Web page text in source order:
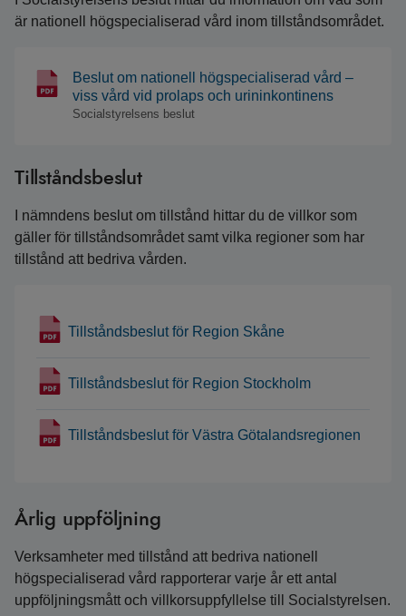
är nationell högspecialiserad vård inom tillståndsområdet.
Beslut om nationell högspecialiserad vård –
viss vård vid prolaps och urininkontinens
Socialstyrelsens beslut
Tillståndsbeslut
I nämndens beslut om tillstånd hittar du de villkor som
gäller för tillståndsområdet samt vilka regioner som har
tillstånd att bedriva vården.
Tillståndsbeslut för Region Skåne
Tillståndsbeslut för Region Stockholm
Tillståndsbeslut för Västra Götalandsregionen
Årlig uppföljning
Verksamheter med tillstånd att bedriva nationell
högspecialiserad vård rapporterar varje år ett antal
uppföljningsmått och villkorsuppfyllelse till Socialstyrelsen.